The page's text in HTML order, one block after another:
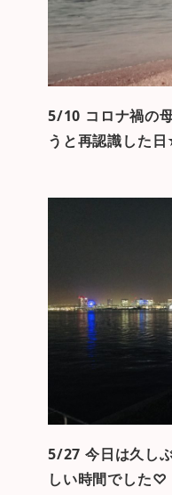
5/10 コロナ禍の
うと再認識した
5/27 今日は久し
しい時間でした